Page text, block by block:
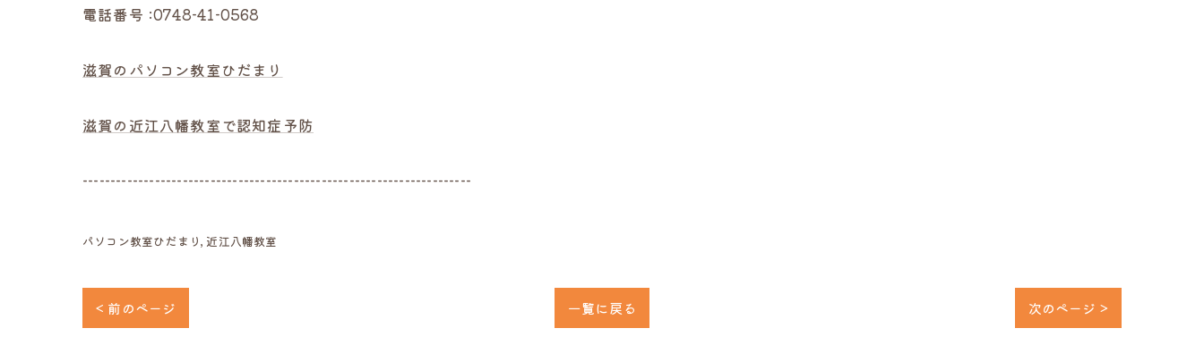
電話番号 :0748-41-0568
滋賀のパソコン教室ひだまり
滋賀の近江八幡教室で認知症予防
----------------------------------------------------------------------
パソコン教室ひだまり 近江八幡教室
< 前のページ 一覧に戻る 次のページ >